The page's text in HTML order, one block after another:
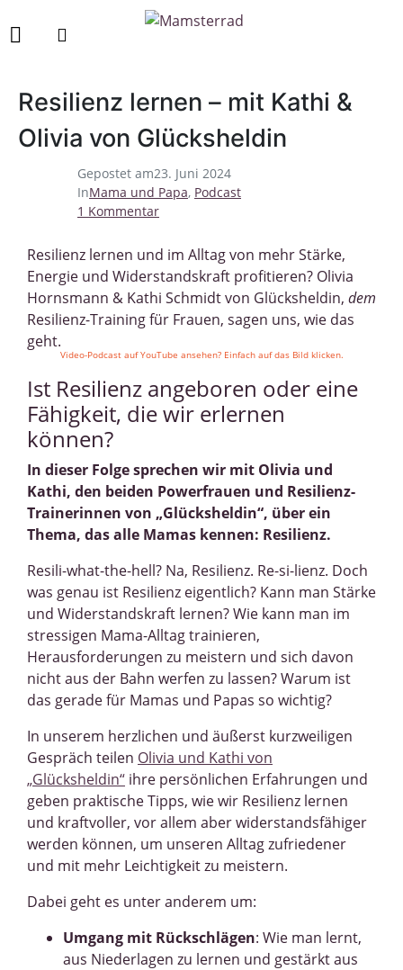
Gepostet am23. Juni 2024
InMama und Papa, Podcast
1 Kommentar
Resilienz lernen – mit Kathi &
Olivia von Glücksheldin
Resilienz lernen und im Alltag von mehr Stärke,
Energie und Widerstandskraft profitieren? Olivia
Hornsmann & Kathi Schmidt von Glücksheldin, dem
Resilienz-Training für Frauen, sagen uns, wie das
geht.
Video-Podcast auf YouTube ansehen? Einfach auf das Bild klicken.
Ist Resilienz angeboren oder eine
Fähigkeit, die wir erlernen
können?
In dieser Folge sprechen wir mit Olivia und
Kathi, den beiden Powerfrauen und Resilienz-
Trainerinnen von „Glücksheldin“, über ein
Thema, das alle Mamas kennen: Resilienz.
Resili-what-the-hell? Na, Resilienz. Re-si-lienz. Doch
was genau ist Resilienz eigentlich? Kann man Stärke
und Widerstandskraft lernen? Wie kann man im
stressigen Mama-Alltag trainieren,
Herausforderungen zu meistern und sich davon
nicht aus der Bahn werfen zu lassen? Warum ist
das gerade für Mamas und Papas so wichtig?
In unserem herzlichen und äußerst kurzweiligen
Gespräch teilen Olivia und Kathi von
„Glücksheldin“ ihre persönlichen Erfahrungen und
geben praktische Tipps, wie wir Resilienz lernen
und kraftvoller, vor allem aber widerstandsfähiger
werden können, um unseren Alltag zufriedener
und mit mehr Leichtigkeit zu meistern.
Dabei geht es unter anderem um:
Umgang mit Rückschlägen: Wie man lernt,
aus Niederlagen zu lernen und gestärkt aus